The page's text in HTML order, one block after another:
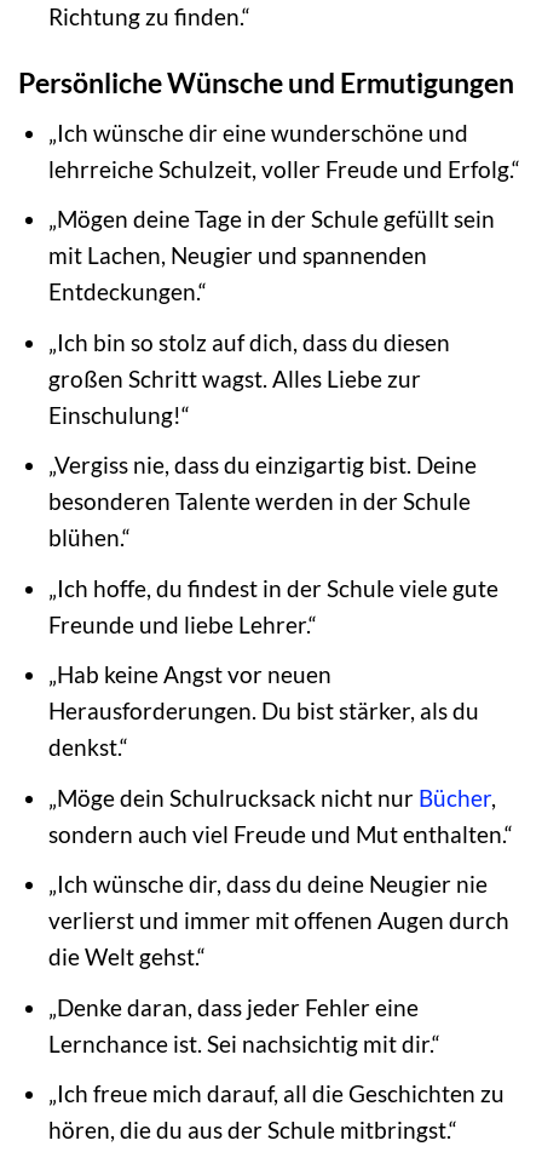
Richtung zu finden.“
Persönliche Wünsche und Ermutigungen
„Ich wünsche dir eine wunderschöne und
lehrreiche Schulzeit, voller Freude und Erfolg.“
„Mögen deine Tage in der Schule gefüllt sein
mit Lachen, Neugier und spannenden
Entdeckungen.“
„Ich bin so stolz auf dich, dass du diesen
großen Schritt wagst. Alles Liebe zur
Einschulung!“
„Vergiss nie, dass du einzigartig bist. Deine
besonderen Talente werden in der Schule
blühen.“
„Ich hoffe, du findest in der Schule viele gute
Freunde und liebe Lehrer.“
„Hab keine Angst vor neuen
Herausforderungen. Du bist stärker, als du
denkst.“
„Möge dein Schulrucksack nicht nur Bücher,
sondern auch viel Freude und Mut enthalten.“
„Ich wünsche dir, dass du deine Neugier nie
verlierst und immer mit offenen Augen durch
die Welt gehst.“
„Denke daran, dass jeder Fehler eine
Lernchance ist. Sei nachsichtig mit dir.“
„Ich freue mich darauf, all die Geschichten zu
hören, die du aus der Schule mitbringst.“